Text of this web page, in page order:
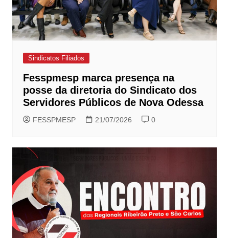
Sindicatos Filiados
Fesspmesp marca presença na
posse da diretoria do Sindicato dos
Servidores Públicos de Nova Odessa
FESSPMESP 21/07/2026 0